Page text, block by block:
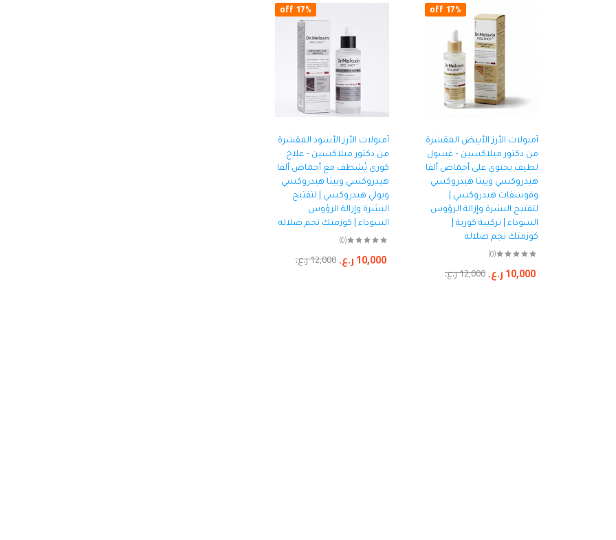
17% off
أمبولات الأرز الأبيض المقشرة
من دكتور ميلاكسين – غسول
لطيف يحتوي على أحماض ألفا
هيدروكسي وبيتا هيدروكسي
وفوسفات هيدروكسي |
لتفتيح البشرة وإزالة الرؤوس
السوداء | تركيبة كورية |
كوزمتك نجم صلاله
(0)
12,000ر.ع. 10,000ر.ع.
17% off
أمبولات الأرز الأسود المقشرة
من دكتور ميلاكسين – علاج
كوري يُشطف مع أحماض ألفا
هيدروكسي وبيتا هيدروكسي
وبولي هيدروكسي | لتفتيح
البشرة وإزالة الرؤوس
السوداء | كوزمتك نجم صلاله
(0)
12,000ر.ع. 10,000ر.ع.